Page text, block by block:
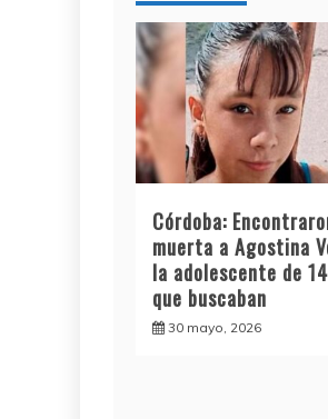
Córdoba:
muerta a Agostina
la adolescente de
que buscaban
30 mayo, 2026